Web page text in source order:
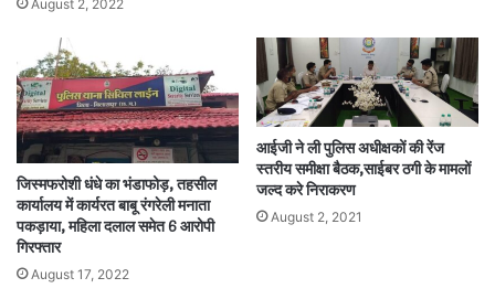
August 2, 2022
जिस्मफरोशी धंधे का भंडाफोड़, तहसील
कार्यालय में कार्यरत बाबू रंगरेली मनाता
पकड़ाया, महिला दलाल समेत 6 आरोपी
गिरफ्तार
August 17, 2022
आईजी ने ली पुलिस अधीक्षकों की रेंज
स्तरीय समीक्षा बैठक,साईबर ठगी के मामलों
जल्द करे निराकरण
August 2, 2021